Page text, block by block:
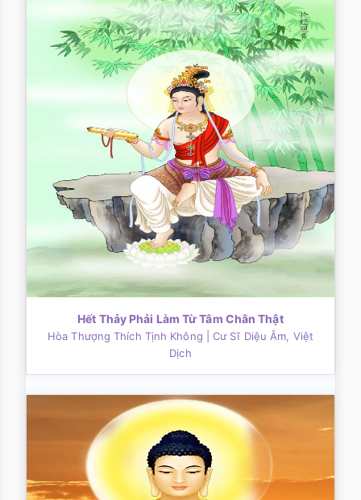
Hết Thảy Phải Làm Từ Tâm Chân Thật
Hòa Thượng Thích Tịnh Không
| Cư Sĩ Diệu Âm, Việt
Dịch